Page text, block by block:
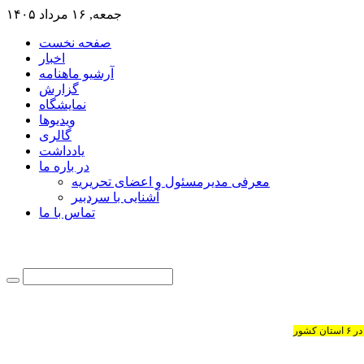
جمعه, ۱۶ مرداد ۱۴۰۵
صفحه نخست
اخبار
آرشیو ماهنامه
گزارش
نمایشگاه
ویدیوها
گالری
یادداشت
در باره ما
معرفی مدیرمسئول و اعضای تحریریه
آشنایی با سردبیر
تماس با ما